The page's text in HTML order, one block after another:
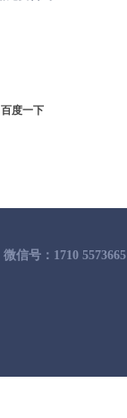
百度一下
微信号：1710 5573665